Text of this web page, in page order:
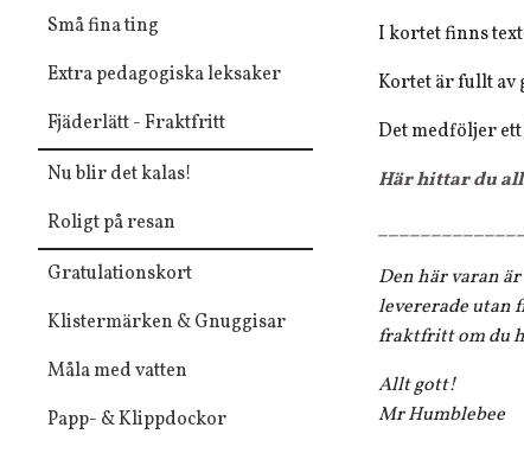
Små fina ting
Extra pedagogiska leksaker
Fjäderlätt - Fraktfritt
Nu blir det kalas!
Roligt på resan
Gratulationskort
Klistermärken & Gnuggisar
Måla med vatten
Papp- & Klippdockor
I kortet finns
Kortet är fullt av
Det medföljer
Här hittar du
Den här varan
levererade utan
fraktfritt om du
Allt gott!
Mr Humblebee